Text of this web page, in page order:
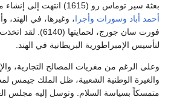
بعثة سير توماس رو (1615) انتهت إلى إنشاء مستودعات تجارية في
أحمد أباد وسورات وأجرا، وغيرها، في الهند،
فورت سان جورج،
لتأسيس الإمبراطورية البريطانية في الهند.
وعلى الرغم من مغريات المصالح التجارية،
والغيرة الوطنية الشعبية، ظل الملك جيمس
متمسكاً بسياسة السلام. وتوسل إليه مجلس